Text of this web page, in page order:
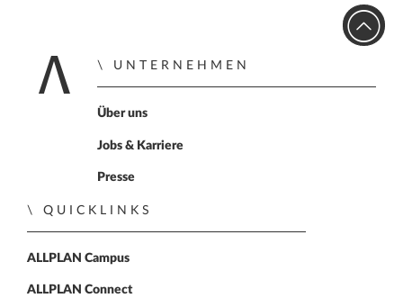
Home
UNTERNEHMEN
Über uns
Jobs & Karriere
Presse
QUICKLINKS
ALLPLAN Campus
ALLPLAN Connect